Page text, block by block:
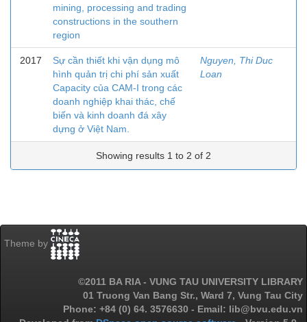
mining, processing and trading
constructions in the southern
region
2017
Sự cần thiết khi vận dụng mô
hình quản trị chi phí sản xuất
Capacity của CAM-I trong các
doanh nghiệp khai thác, chế
biến và kinh doanh đá xây
dựng ở Việt Nam.
Nguyen, Thi Duc
Loan
Showing results 1 to 2 of 2
Theme by
©2011 BA RIA - VUNG TAU UNIVERSITY LIBRARY
01 Truong Van Bang Str., Ward 7, Vung Tau City
Phone: +84 (0) 64. 3576630 - Email: lib@bvu.edu.vn